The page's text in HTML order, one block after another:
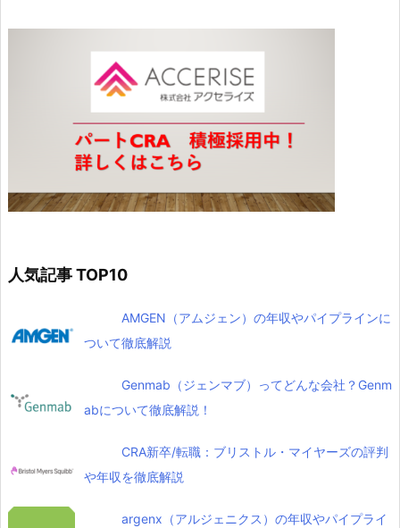
人気記事 TOP10
AMGEN（アムジェン）の年収やパイプラインに
ついて徹底解説
Genmab（ジェンマブ）ってどんな会社？Genm
abについて徹底解説！
CRA新卒/転職：ブリストル・マイヤーズの評判
や年収を徹底解説
argenx（アルジェニクス）の年収やパイプライ